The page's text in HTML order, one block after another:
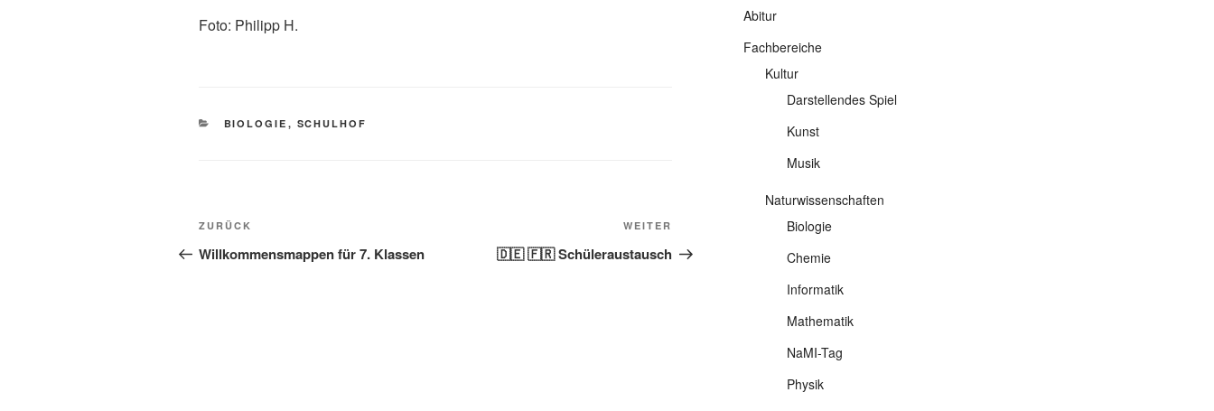
Foto: Philipp H.
KATEGORIEN
BIOLOGIE , SCHULHOF
Beitragsnavigation
Vorheriger
Beitrag
ZURÜCK
Willkommensmappen für 7. Klassen
Beitrag
WEITER
🇩🇪 🇫🇷 Schüleraustausch
Abitur
Fachbereiche
Kultur
Darstellendes Spiel
Kunst
Musik
Naturwissenschaften
Biologie
Chemie
Informatik
Mathematik
NaMI-Tag
Physik